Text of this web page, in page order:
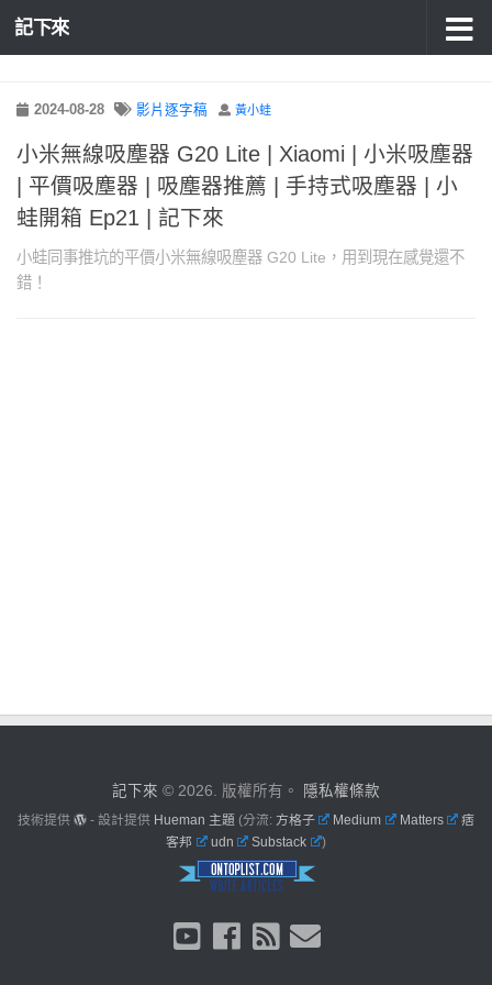
記下來
2024-08-28 影片逐字稿 黃小蛙
小米無線吸塵器 G20 Lite | Xiaomi | 小米吸塵器
| 平價吸塵器 | 吸塵器推薦 | 手持式吸塵器 | 小
蛙開箱 Ep21 | 記下來
小蛙同事推坑的平價小米無線吸塵器 G20 Lite，用到現在感覺還不
錯！
記下來 © 2026. 版權所有。 隱私權條款
技術提供 - 設計提供 Hueman 主題 (分流: 方格子 Medium Matters
痞
客邦
udn Substack )